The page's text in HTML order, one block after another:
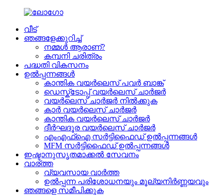
വീട്
ഞങ്ങളേക്കുറിച്ച്
നമ്മൾ ആരാണ്?
കമ്പനി ചരിത്രം
പദ്ധതി വികസനം
ഉൽപ്പന്നങ്ങൾ
കാന്തിക വയർലെസ് പവർ ബാങ്ക്
ഡെസ്ക്ടോപ്പ് വയർലെസ് ചാർജർ
വയർലെസ് ചാർജർ നിൽക്കുക
കാർ വയർലെസ് ചാർജർ
കാന്തിക വയർലെസ് ചാർജർ
ദീർഘദൂര വയർലെസ് ചാർജർ
എംഎഫ്ഐ സർട്ടിഫൈഡ് ഉൽപ്പന്നങ്ങൾ
MFM സർട്ടിഫൈഡ് ഉൽപ്പന്നങ്ങൾ
ഇഷ്ടാനുസൃതമാക്കൽ സേവനം
വാര്ത്ത
വ്യവസായ വാർത്ത
ഉൽപ്പന്ന പരിശോധനയും മൂല്യനിർണ്ണയവും
ഞങ്ങളെ സമീപിക്കുക